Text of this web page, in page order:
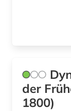
Italien (3)
der
1800)